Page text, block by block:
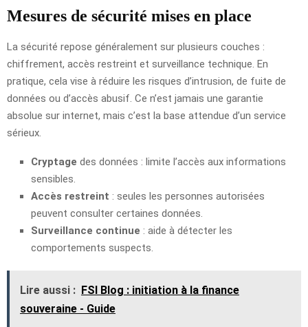
Mesures de sécurité mises en place
La sécurité repose généralement sur plusieurs couches :
chiffrement, accès restreint et surveillance technique. En
pratique, cela vise à réduire les risques d’intrusion, de fuite de
données ou d’accès abusif. Ce n’est jamais une garantie
absolue sur internet, mais c’est la base attendue d’un service
sérieux.
Cryptage des données : limite l’accès aux informations
sensibles.
Accès restreint : seules les personnes autorisées
peuvent consulter certaines données.
Surveillance continue : aide à détecter les
comportements suspects.
Lire aussi : FSI Blog : initiation à la finance
souveraine - Guide